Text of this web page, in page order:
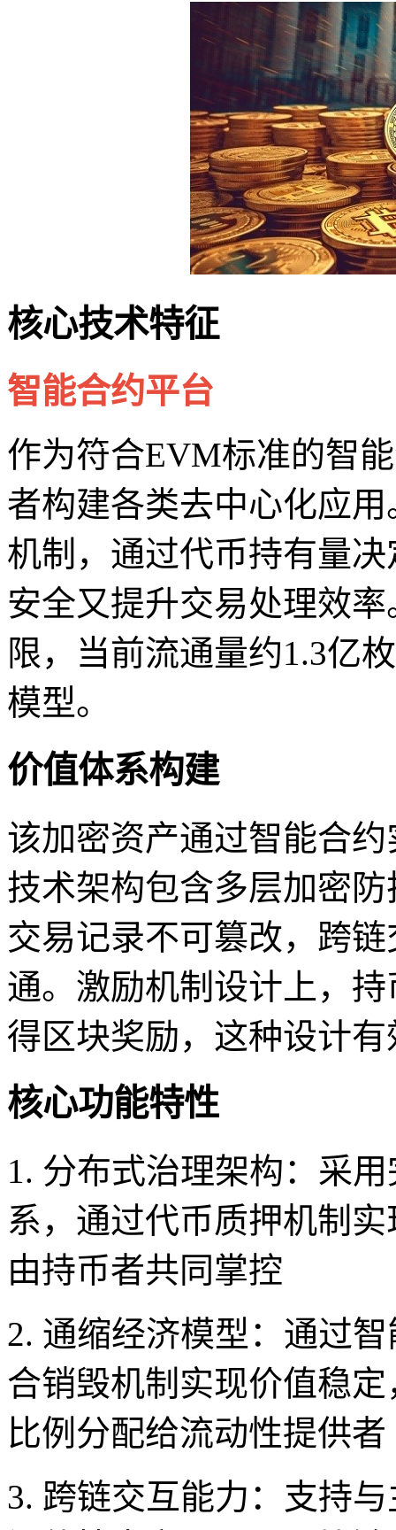
核心技术特征
智能合约平台
作为符合EVM标准的智
者构建各类去中心化应
机制，通过代币持有量
安全又提升交易处理效
限，当前流通量约1.3亿
模型。
价值体系构建
该加密资产通过智能合
技术架构包含多层加密
交易记录不可篡改，跨
通。激励机制设计上，
得区块奖励，这种设计
核心功能特性
1. 分布式治理架构：采
系，通过代币质押机制
由持币者共同掌控
2. 通缩经济模型：通过
合销毁机制实现价值稳
比例分配给流动性提供者
3. 跨链交互能力：支持